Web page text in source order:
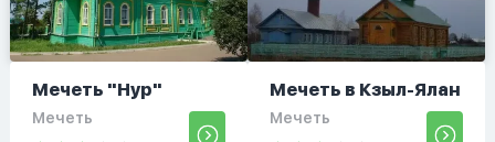
Мечеть "Нур"
Мечеть
Мечеть в Кзыл-Ялан
Мечеть